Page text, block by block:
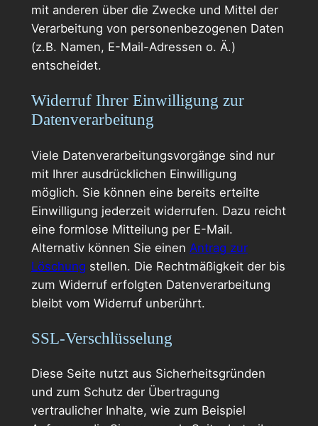
mit anderen über die Zwecke und Mittel der
Verarbeitung von personenbezogenen Daten
(z.B. Namen, E-Mail-Adressen o. Ä.)
entscheidet.
Widerruf Ihrer Einwilligung zur
Datenverarbeitung
Viele Datenverarbeitungsvorgänge sind nur
mit Ihrer ausdrücklichen Einwilligung
möglich. Sie können eine bereits erteilte
Einwilligung jederzeit widerrufen. Dazu reicht
eine formlose Mitteilung per E-Mail.
Alternativ können Sie einen Antrag zur
Löschung stellen. Die Rechtmäßigkeit der bis
zum Widerruf erfolgten Datenverarbeitung
bleibt vom Widerruf unberührt.
SSL-Verschlüsselung
Diese Seite nutzt aus Sicherheitsgründen
und zum Schutz der Übertragung
vertraulicher Inhalte, wie zum Beispiel